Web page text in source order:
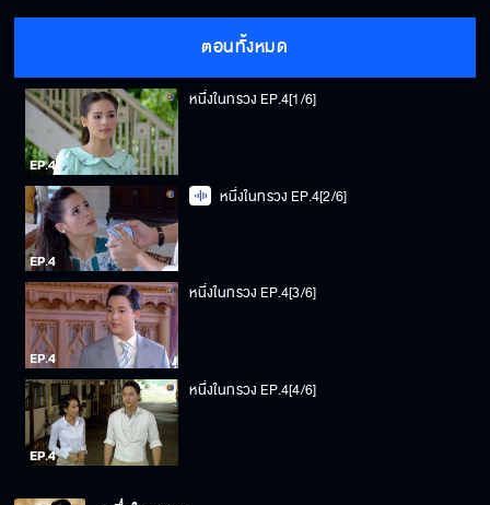
ตอนทั้งหมด
หนึ่งในทรวง EP.4[1/6]
หนึ่งในทรวง EP.4[2/6]
หนึ่งในทรวง EP.4[3/6]
หนึ่งในทรวง EP.4[4/6]